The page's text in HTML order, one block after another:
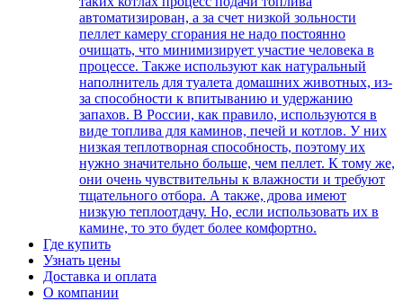
автоматизирован, а за счет низкой зольности
пеллет камеру сгорания не надо постоянно
очищать, что минимизирует участие человека в
процессе. Также используют как натуральный
наполнитель для туалета домашних животных, из-
за способности к впитыванию и удержанию
запахов. В России, как правило, используются в
виде топлива для каминов, печей и котлов. У них
низкая теплотворная способность, поэтому их
нужно значительно больше, чем пеллет. К тому же,
они очень чувствительны к влажности и требуют
тщательного отбора. А также, дрова имеют
низкую теплоотдачу. Но, если использовать их в
камине, то это будет более комфортно.
Где купить
Узнать цены
Доставка и оплата
О компании